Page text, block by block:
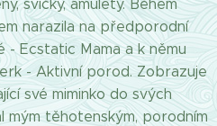
svíčky, amulety. Během
narazila na předporodní
- Ecstatic Mama a k němu
- Aktivní porod. Zobrazuje
své miminko do svých
mým těhotenským, porodním